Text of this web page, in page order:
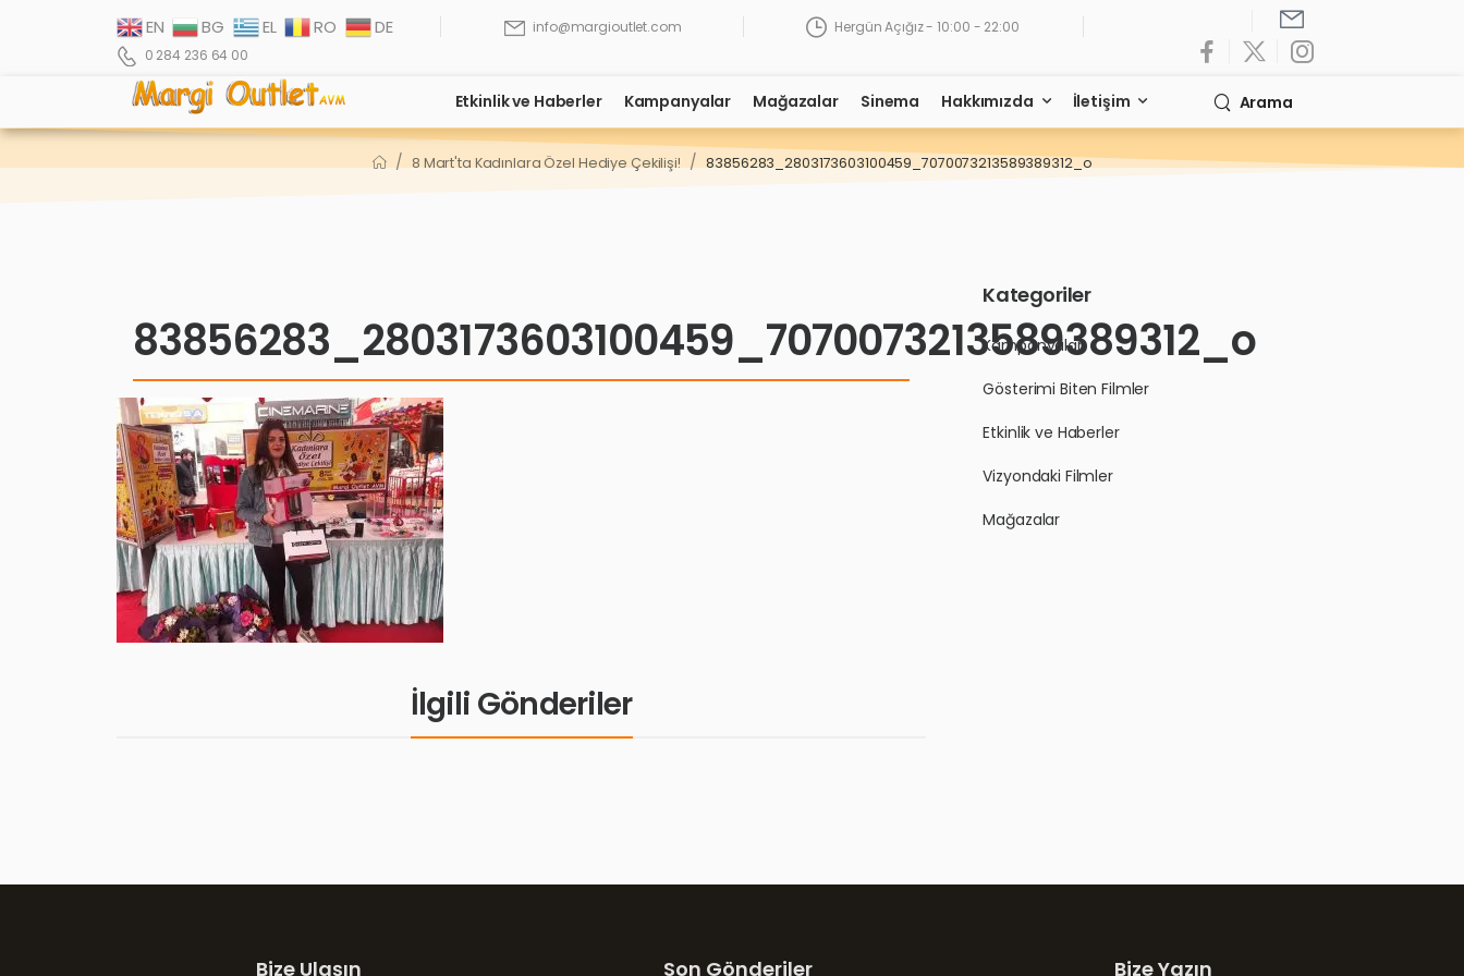
EN BG EL RO DE info@margioutlet.com
Hergün Açığız - 10:00 - 22:00
0 284 236 64 00
Etkinlik ve Haberler Kampanyalar Mağazalar Sinema Hakkımızda İletişim Arama
/ 8 Mart'ta Kadınlara Özel Hediye Çekilişi! / 83856283_2803173603100459_7070073213589389312_o
Kategoriler
Kampanyalar
Gösterimi Biten Filmler
Etkinlik ve Haberler
Vizyondaki Filmler
Mağazalar
83856283_2803173603100459_7070073213589389312_o
İlgili Gönderiler
Bize Ulaşın Son Gönderiler Bize Yazın